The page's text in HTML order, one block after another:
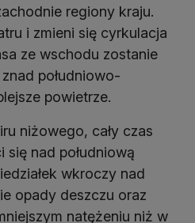
regiony kraju.
i zmieni się cyrkulacja
ze wschodu zostanie
południowo-
powietrze.
niżowego, cały czas
się nad południową
wkroczy nad
opady deszczu oraz
natężeniu niż w